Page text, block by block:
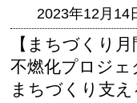
2023年12月14
【まちづくり
不燃化プロジェ
まちづくり支